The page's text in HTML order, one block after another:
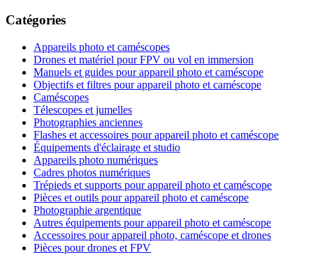
Catégories
Appareils photo et caméscopes
Drones et matériel pour FPV ou vol en immersion
Manuels et guides pour appareil photo et caméscope
Objectifs et filtres pour appareil photo et caméscope
Caméscopes
Télescopes et jumelles
Photographies anciennes
Flashes et accessoires pour appareil photo et caméscope
Équipements d'éclairage et studio
Appareils photo numériques
Cadres photos numériques
Trépieds et supports pour appareil photo et caméscope
Pièces et outils pour appareil photo et caméscope
Photographie argentique
Autres équipements pour appareil photo et caméscope
Accessoires pour appareil photo, caméscope et drones
Pièces pour drones et FPV